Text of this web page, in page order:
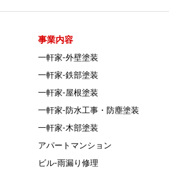
事業内容
一軒家‐外壁塗装
一軒家‐鉄部塗装
一軒家‐屋根塗装
一軒家‐防水工事・防塵塗装
一軒家‐木部塗装
アパートマンション
ビル‐雨漏り修理